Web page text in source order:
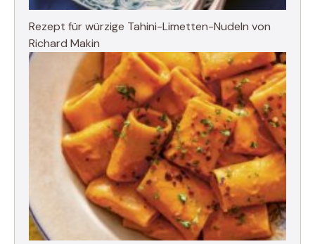
Rezept für würzige Tahini-Limetten-Nudeln von
Richard Makin